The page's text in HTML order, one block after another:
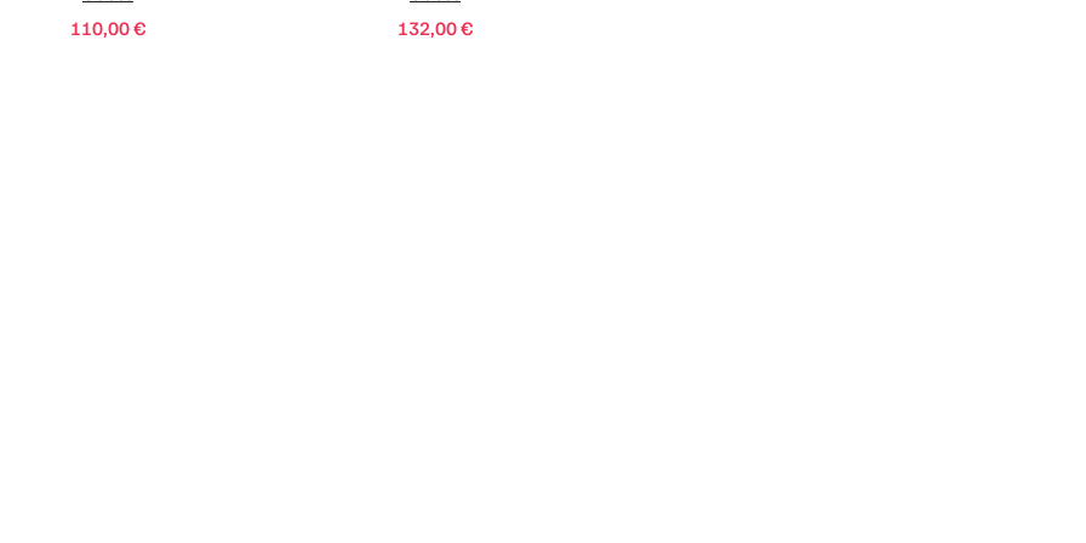
110,00€
132,00€